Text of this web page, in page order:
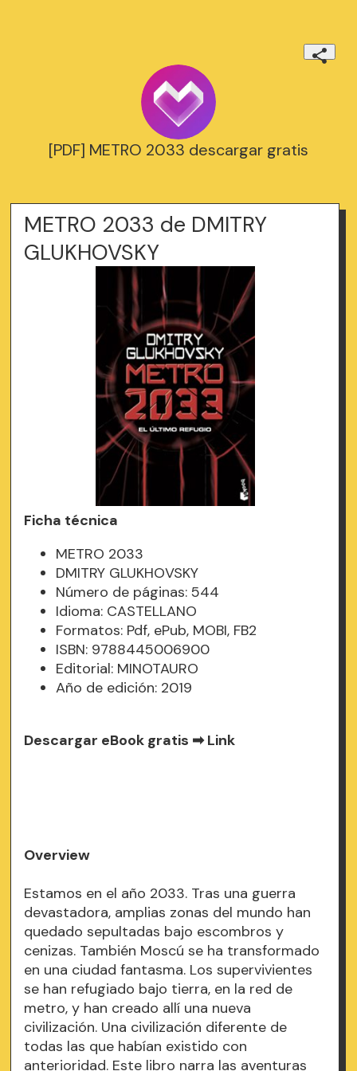
[PDF] METRO 2033 descargar gratis
METRO 2033 de DMITRY
GLUKHOVSKY
Ficha técnica
METRO 2033
DMITRY GLUKHOVSKY
Número de páginas: 544
Idioma: CASTELLANO
Formatos: Pdf, ePub, MOBI, FB2
ISBN: 9788445006900
Editorial: MINOTAURO
Año de edición: 2019
Descargar eBook gratis ➡Link
Overview
Estamos en el año 2033. Tras una guerra
devastadora, amplias zonas del mundo han
quedado sepultadas bajo escombros y
cenizas. También Moscú se ha transformado
en una ciudad fantasma. Los supervivientes
se han refugiado bajo tierra, en la red de
metro, y han creado allí una nueva
civilización. Una civilización diferente de
todas las que habían existido con
anterioridad. Este libro narra las aventuras